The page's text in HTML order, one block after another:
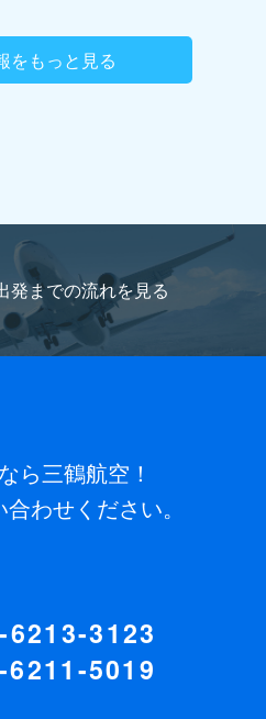
をもっと見る
発までの流れを見る
ら三鶴航空！
わせください。
6213-3123
6211-5019